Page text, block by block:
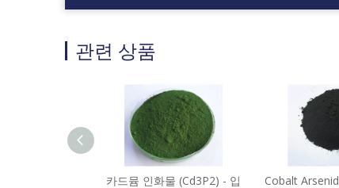
관련 상품
카드뮴 인화물 (Cd3P2) - 입
Cobalt